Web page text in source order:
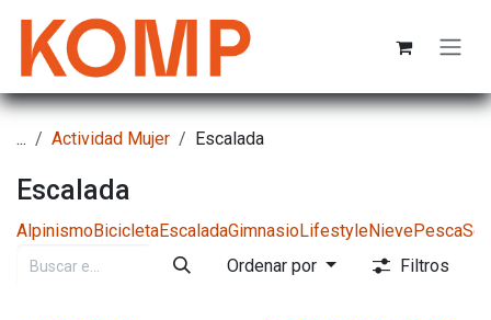
... Actividad Mujer Escalada
Escalada
AlpinismoBicicletaEscaladaGimnasioLifestyleNievePesca
Ordenar por
Filtros